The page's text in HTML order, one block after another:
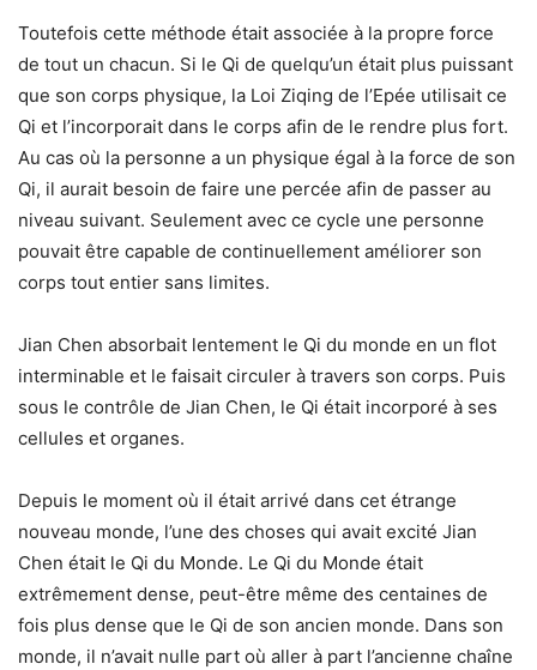
Toutefois cette méthode était associée à la propre force
de tout un chacun. Si le Qi de quelqu’un était plus puissant
que son corps physique, la Loi Ziqing de l’Epée utilisait ce
Qi et l’incorporait dans le corps afin de le rendre plus fort.
Au cas où la personne a un physique égal à la force de son
Qi, il aurait besoin de faire une percée afin de passer au
niveau suivant. Seulement avec ce cycle une personne
pouvait être capable de continuellement améliorer son
corps tout entier sans limites.
Jian Chen absorbait lentement le Qi du monde en un flot
interminable et le faisait circuler à travers son corps. Puis
sous le contrôle de Jian Chen, le Qi était incorporé à ses
cellules et organes.
Depuis le moment où il était arrivé dans cet étrange
nouveau monde, l’une des choses qui avait excité Jian
Chen était le Qi du Monde. Le Qi du Monde était
extrêmement dense, peut-être même des centaines de
fois plus dense que le Qi de son ancien monde. Dans son
monde, il n’avait nulle part où aller à part l’ancienne chaîne